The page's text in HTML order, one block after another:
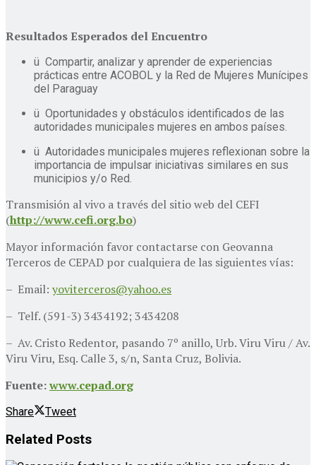
Resultados Esperados del Encuentro
ü Compartir, analizar y aprender de experiencias
prácticas entre ACOBOL y la Red de Mujeres Munícipes
del Paraguay
ü Oportunidades y obstáculos identificados de las
autoridades municipales mujeres en ambos países.
ü Autoridades municipales mujeres reflexionan sobre la
importancia de impulsar iniciativas similares en sus
municipios y/o Red.
Transmisión al vivo a través del sitio web del CEFI
(http://www.cefi.org.bo)
Mayor información favor contactarse con Geovanna
Terceros de CEPAD por cualquiera de las siguientes vías:
– Email: yoviterceros@yahoo.es
– Telf. (591-3) 3434192; 3434208
– Av. Cristo Redentor, pasando 7º anillo, Urb. Viru Viru / Av.
Viru Viru, Esq. Calle 3, s/n, Santa Cruz, Bolivia.
Fuente:www.cepad.org
Share Tweet
Related Posts